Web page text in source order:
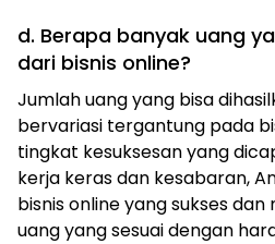
d. Berapa banyak uang
dari bisnis online?
Jumlah uang yang bisa
bervariasi tergantung pada
tingkat kesuksesan yang
kerja keras dan kesabaran,
bisnis online yang sukses
uang yang sesuai dengan